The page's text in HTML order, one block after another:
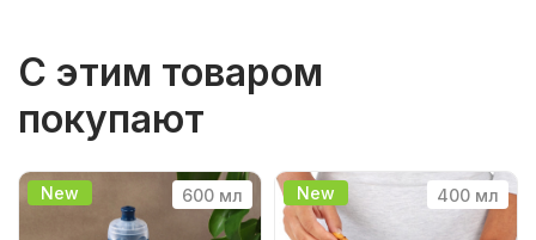
С этим товаром
покупают
New 600 мл New 400 мл